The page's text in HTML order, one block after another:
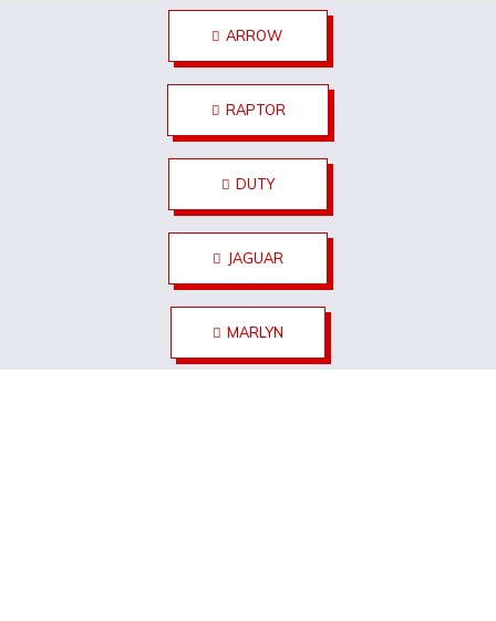
ARROW
RAPTOR
DUTY
JAGUAR
MARLYN